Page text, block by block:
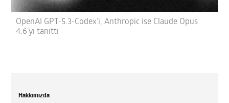
OpenAI GPT-5.3-Codex’i, Anthropic ise Claude Opus
4.6’yı tanıttı
Hakkımızda